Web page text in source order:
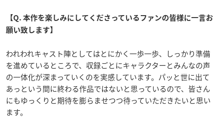
【Q. 本作を楽しみにしてくださっているファンの皆様に一言お
願い致します】
われわれキャスト陣としてはとにかく一歩一歩、しっかり準備
を進めているところで、収録ごとにキャラクターとみんなの声
の一体化が深まっていくのを実感しています。パッと世に出て
あっという間に終わる作品ではないと思っているので、皆さん
にもゆっくりと期待を膨らませつつ待っていただきたいと思い
ます。